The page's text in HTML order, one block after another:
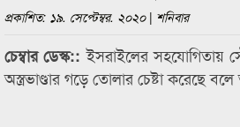
প্রকাশিত: ১৯. সেপ্টেম্বর. ২০২০ | শনিবার
চেম্বার ডেস্ক::ইসরাইলের সহযোগিতায়
অস্ত্রভাণ্ডার গড়ে তোলার চেষ্টা করেছে